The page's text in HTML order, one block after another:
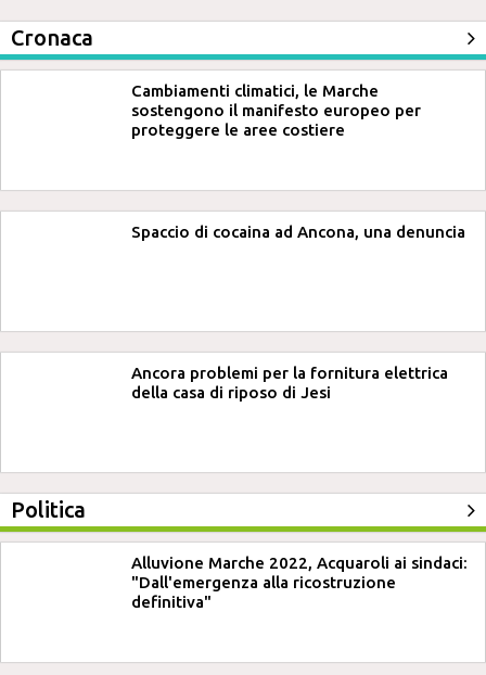
Cronaca
Cambiamenti climatici, le Marche
sostengono il manifesto europeo per
proteggere le aree costiere
Spaccio di cocaina ad Ancona, una denuncia
Ancora problemi per la fornitura elettrica
della casa di riposo di Jesi
Politica
Alluvione Marche 2022, Acquaroli ai sindaci:
"Dall'emergenza alla ricostruzione
definitiva"